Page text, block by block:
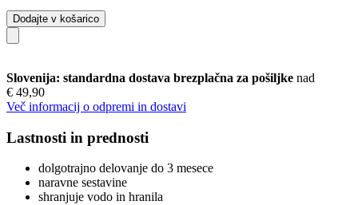
Dodajte v košarico
Slovenija: standardna dostava brezplačna za pošiljke nad
€ 49,90
Več informacij o odpremi in dostavi
Lastnosti in prednosti
dolgotrajno delovanje do 3 mesece
naravne sestavine
shranjuje vodo in hranila